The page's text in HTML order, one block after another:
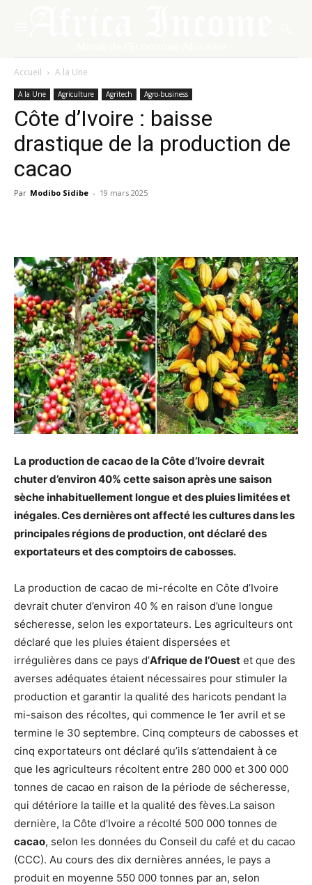
Accueil A la Une
A la Une Agriculture Agritech Agro-business
Côte d’Ivoire : baisse
drastique de la production de
cacao
Par Modibo Sidibe - 19 mars 2025
La production de cacao de la Côte d’Ivoire devrait
chuter d’environ 40% cette saison après une saison
sèche inhabituellement longue et des pluies limitées et
inégales. Ces dernières ont affecté les cultures dans les
principales régions de production, ont déclaré des
exportateurs et des comptoirs de cabosses.
La production de cacao de mi-récolte en Côte d’Ivoire
devrait chuter d’environ 40 % en raison d’une longue
sécheresse, selon les exportateurs. Les agriculteurs ont
déclaré que les pluies étaient dispersées et
irrégulières dans ce pays d’Afrique de l’Ouest et que des
averses adéquates étaient nécessaires pour stimuler la
production et garantir la qualité des haricots pendant la
mi-saison des récoltes, qui commence le 1er avril et se
termine le 30 septembre. Cinq compteurs de cabosses et
cinq exportateurs ont déclaré qu’ils s’attendaient à ce
que les agriculteurs récoltent entre 280 000 et 300 000
tonnes de cacao en raison de la période de sécheresse,
qui détériore la taille et la qualité des fèves.La saison
dernière, la Côte d’Ivoire a récolté 500 000 tonnes de
cacao, selon les données du Conseil du café et du cacao
(CCC). Au cours des dix dernières années, le pays a
produit en moyenne 550 000 tonnes par an, selon